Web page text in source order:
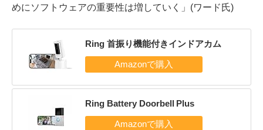
めにソフトウェアの重要性は増していく」(ワード氏)
Ring 首振り機能付きインドアカム
Ring Battery Doorbell Plus